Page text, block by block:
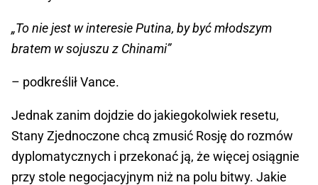
„To nie jest w interesie Putina, by być młodszym
bratem w sojuszu z Chinami”
– podkreślił Vance.
Jednak zanim dojdzie do jakiegokolwiek resetu,
Stany Zjednoczone chcą zmusić Rosję do rozmów
dyplomatycznych i przekonać ją, że więcej osiągnie
przy stole negocjacyjnym niż na polu bitwy. Jakie